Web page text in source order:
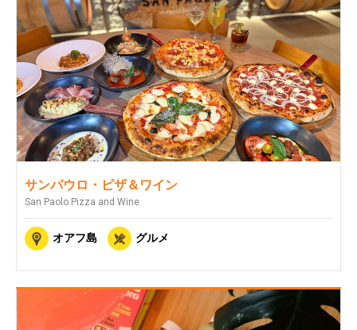
サンパウロ・ピザ＆ワイン
San Paolo Pizza and Wine
オアフ島 グルメ